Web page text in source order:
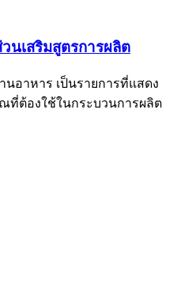
นเสริมสูตรการผลิต
นอาหาร เป็นรายการที่แสดง
ที่ต้องใช้ในกระบวนการผลิต